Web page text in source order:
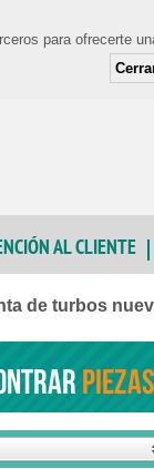
para ofrecerte
AL CLIENTE
de turbos